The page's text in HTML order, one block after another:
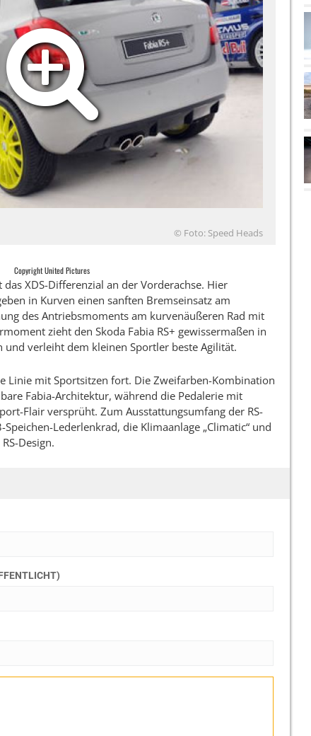
© Foto: Speed Heads
Copyright United Pictures
XDS-Differenzial an der Vorderachse. Hier
in Kurven einen sanften Bremseinsatz am
des Antriebsmoments am kurvenäußeren Rad mit
zieht den Skoda Fabia RS+ gewissermaßen in
und verleiht dem kleinen Sportler beste Agilität.
Linie mit Sportsitzen fort. Die Zweifarben-Kombination
Fabia-Architektur, während die Pedalerie mit
Flair versprüht. Zum Ausstattungsumfang der RS-
Lederlenkrad, die Klimaanlage „Climatic“ und
Design.